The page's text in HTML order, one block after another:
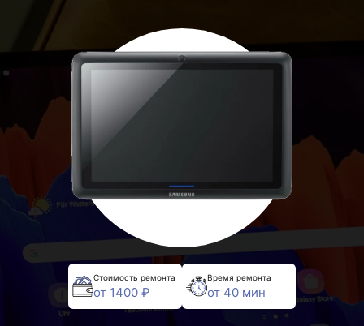
Стоимость ремонта
от 1400 ₽
Время ремонта
от 40 мин